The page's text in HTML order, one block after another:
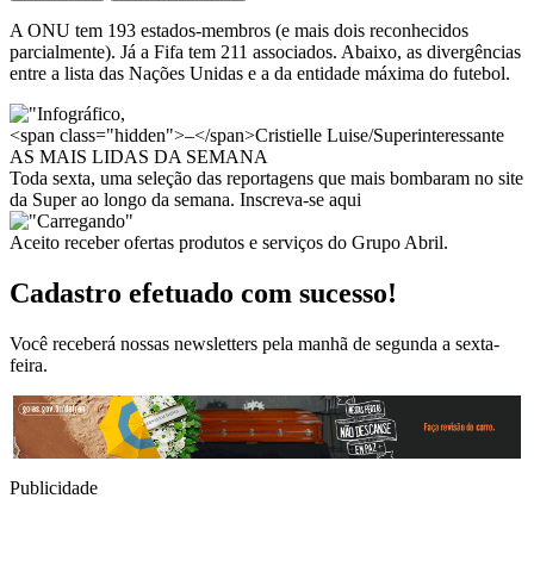
A ONU tem 193 estados-membros (e mais dois reconhecidos
parcialmente). Já a Fifa tem 211 associados. Abaixo, as divergências
entre a lista das Nações Unidas e a da entidade máxima do futebol.
<span class="hidden">–</span>Cristielle Luise/Superinteressante
AS MAIS LIDAS DA SEMANA
Toda sexta, uma seleção das reportagens que mais bombaram no site
da Super ao longo da semana. Inscreva-se aqui
Aceito receber ofertas produtos e serviços do Grupo Abril.
Cadastro efetuado com sucesso!
Você receberá nossas newsletters pela manhã de segunda a sexta-
feira.
Publicidade